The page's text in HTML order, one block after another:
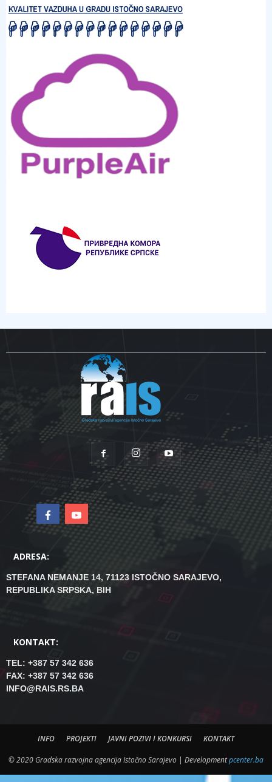
ADRESA:
STEFANA NEMANJE 14, 71123 ISTOČNO SARAJEVO,
REPUBLIKA SRPSKA, BIH
KONTAKT:
TEL: +387 57 342 636
FAX: +387 57 342 636
INFO@RAIS.RS.BA
INFO PROJEKTI JAVNI POZIVI I KONKURSI KONTAKT
© 2020 Gradska razvojna agencija Istočno Sarajevo | Developmentpcenter.ba